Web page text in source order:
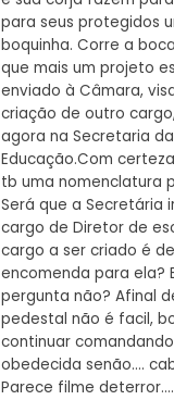
para seus protegidos
boquinha. Corre a
que mais um projeto
enviado à Câmara,
criação de outro
agora na Secretaria da
Educação.Com
tb uma nomenclatura
Será que a Secretária
cargo de Diretor de
cargo a ser criado é de
encomenda para ela?
pergunta não? Afinal
pedestal não é facil,
continuar
obedecida senão….
Parece filme deterror….